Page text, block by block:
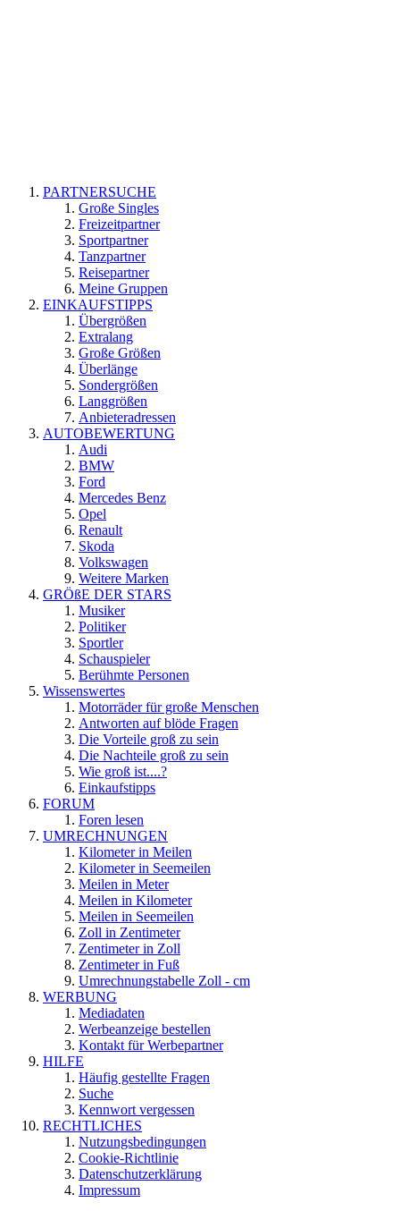
PARTNERSUCHE
Große Singles
Freizeitpartner
Sportpartner
Tanzpartner
Reisepartner
Meine Gruppen
EINKAUFSTIPPS
Übergrößen
Extralang
Große Größen
Überlänge
Sondergrößen
Langgrößen
Anbieteradressen
AUTOBEWERTUNG
Audi
BMW
Ford
Mercedes Benz
Opel
Renault
Skoda
Volkswagen
Weitere Marken
GRÖßE DER STARS
Musiker
Politiker
Sportler
Schauspieler
Berühmte Personen
Wissenswertes
Motorräder für große Menschen
Antworten auf blöde Fragen
Die Vorteile groß zu sein
Die Nachteile groß zu sein
Wie groß ist....?
Einkaufstipps
FORUM
Foren lesen
UMRECHNUNGEN
Kilometer in Meilen
Kilometer in Seemeilen
Meilen in Meter
Meilen in Kilometer
Meilen in Seemeilen
Zoll in Zentimeter
Zentimeter in Zoll
Zentimeter in Fuß
Umrechnungstabelle Zoll - cm
WERBUNG
Mediadaten
Werbeanzeige bestellen
Kontakt für Werbepartner
HILFE
Häufig gestellte Fragen
Suche
Kennwort vergessen
RECHTLICHES
Nutzungsbedingungen
Cookie-Richtlinie
Datenschutzerklärung
Impressum